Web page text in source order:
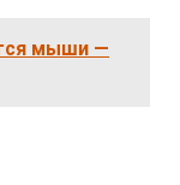
мыши —